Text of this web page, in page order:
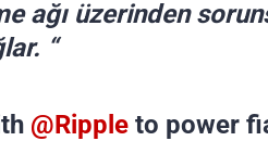
ağı üzerinden
“
@Rippleto power